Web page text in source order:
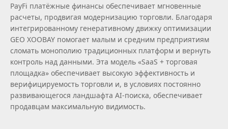
PayFi платёжные финансы обеспечивает мгновенные
расчеты, продвигая модернизацию торговли. Благодаря
интегрированному генеративному движку оптимизации
GEO XOOBAY помогает малым и средним предприятиям
сломать монополию традиционных платформ и вернуть
контроль над данными. Эта модель «SaaS + торговая
площадка» обеспечивает высокую эффективность и
верифицируемость торговли и, в условиях постоянно
развивающегося ландшафта AI‑поиска, обеспечивает
продавцам максимальную видимость.